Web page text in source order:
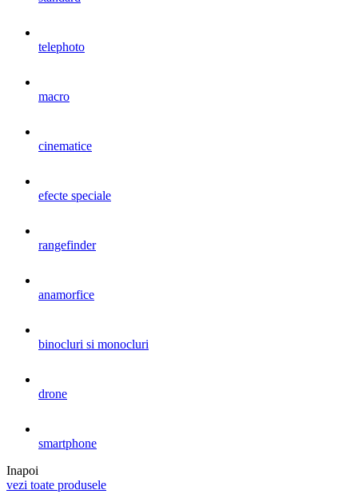
telephoto
macro
cinematice
efecte speciale
rangefinder
anamorfice
binocluri si monocluri
drone
smartphone
Inapoi
vezi toate produsele